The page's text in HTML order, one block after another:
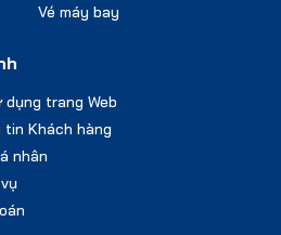
Vé máy bay
trang Web
Khách hàng
nhân